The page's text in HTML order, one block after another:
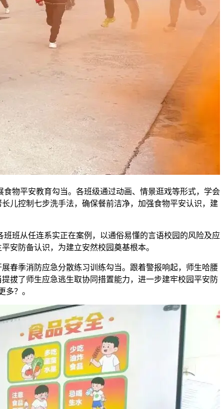
平安教育勾当。各班级通过动画、情景逛戏等形式，学会
儿控制七步洗手法，确保餐前洁净，加强食物平安认识，建
从任连系实正在案例，以通俗易懂的言语校园的风险及应
安防备认识，为建立安然校园奠基根本。
季消防应急分散练习训练勾当。跟着警报响起，师生哈腰
拔了师生应急逃生取协同措置能力，进一步建牢校园平安防
多？。